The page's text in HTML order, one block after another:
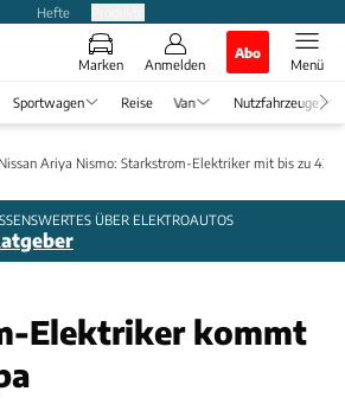
Hefte
Marken Anmelden
Abo
Menü
Sportwagen Reise Van Nutzfahrzeuge
Nissan Ariya Nismo: Starkstrom-Elektriker mit bis zu 435
ÜBER ELEKTROAUTOS
Elektriker kommt